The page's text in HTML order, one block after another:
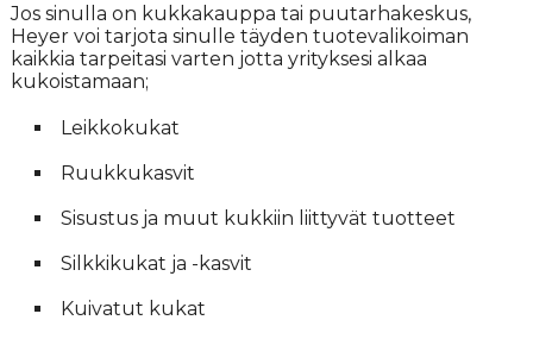
Jos sinulla on kukkakauppa tai puutarhakeskus,
Heyer voi tarjota sinulle täyden tuotevalikoiman
kaikkia tarpeitasi varten jotta yrityksesi alkaa
kukoistamaan;
Leikkokukat
Ruukkukasvit
Sisustus ja muut kukkiin liittyvät tuotteet
Silkkikukat ja -kasvit
Kuivatut kukat